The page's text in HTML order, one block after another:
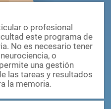
o profesional
este programa de
No es necesario tener
o
una gestión
las tareas y resultados
la memoria.